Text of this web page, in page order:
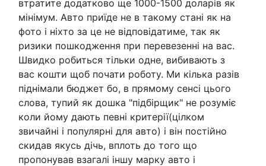
втратите додатково ще 1000-1500 доларів як
мінімум. Авто приїде не в такому стані як на
фото і ніхто за це не відповідатиме, так як
ризики пошкодження при перевезенні на вас.
Швидко робиться тільки одне, вибивають з
вас кошти щоб почати роботу. Ми кілька разів
піднімали бюджет бо, в прямому сенсі цього
слова, тупий як дошка "підбірщик" не розуміє
коли йому дають певні критерії(цілком
звичайні і популярні для авто) і він постійно
скидав якусь дічь, вплоть до того що
пропонував взагалі іншу марку авто і